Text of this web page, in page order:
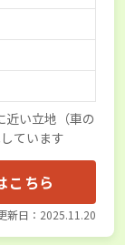
近い立地（車の
ています
こちら
新日：2025.11.20